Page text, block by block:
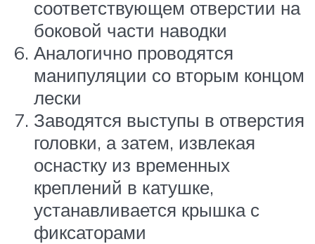
соответствующем отверстии на
боковой части наводки
Аналогично проводятся
манипуляции со вторым концом
лески
Заводятся выступы в отверстия
головки, а затем, извлекая
оснастку из временных
креплений в катушке,
устанавливается крышка с
фиксаторами